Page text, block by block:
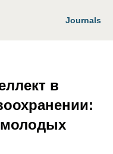
Journals
в
молодых